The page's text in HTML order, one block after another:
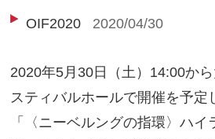
OIF2020 2020/04/30
2020年5月30日（土）14:00か
スティバルホールで開催を予定
「〈ニーベルングの指環〉ハ